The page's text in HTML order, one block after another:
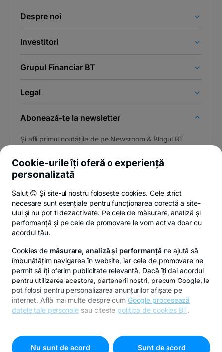
Despre noi
Investitori
Grupul Financiar BT
Legal
Abonează-te la newsletter
Și afli primul noutățile de pe Newsroom & Blogul BT.
Privacy HubPolitica de confidențialitatePolitica de cookies
© Copyright 2026 Banca Transilvania. Toate drepturile
rezervate.
Cookie-urile îți oferă o experiență
personalizată
Salut 😊 Și site-ul nostru folosește cookies. Cele strict
necesare sunt esențiale pentru funcționarea corectă a site-
ului și nu pot fi dezactivate. Pe cele de măsurare, analiză și
performanță și pe cele de promovare le vom activa doar cu
acordul tău.
Cookies de măsurare, analiză și performanță ne ajută să
îmbunătățim navigarea în website, iar cele de promovare ne
permit să îți oferim publicitate relevantă. Dacă îți dai acordul
pentru utilizarea acestora, partenerii noștri, precum Google, le
pot folosi pentru personalizarea anunțurilor afișate pe
internet. Află mai multe despre cum Google procesează
datele tale personale sau citeste politica de cookies BT.
cookies"
Nu sunt de acord
Sunt de acord